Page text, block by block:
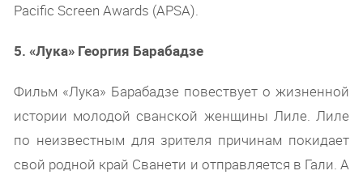
Pacific Screen Awards (APSA).
5. «Лука» Георгия Барабадзе
Фильм «Лука» Барабадзе повествует о жизненной
истории молодой сванской женщины Лиле. Лиле
по неизвестным для зрителя причинам покидает
свой родной край Сванети и отправляется в Гали. А